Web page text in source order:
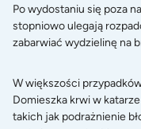
Po wydostaniu się poza
stopniowo ulegają
zabarwiać wydzielinę na
W większości
Domieszka krwi w
takich jak podrażnienie